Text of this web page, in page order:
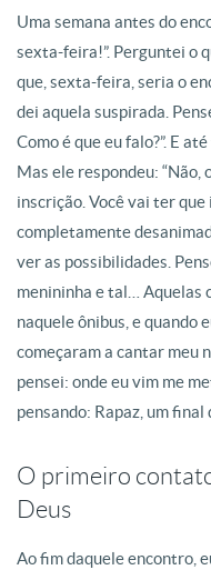
Uma semana antes do
sexta-feira!”. Perguntei o
que, sexta-feira, seria o
dei aquela suspirada.
Como é que eu falo?”. E
Mas ele respondeu: “Não,
inscrição. Você vai ter que
completamente
ver as possibilidades.
menininha e tal… Aquelas
naquele ônibus, e quando
começaram a cantar meu
pensei: onde eu vim me
pensando: Rapaz, um
O primeiro
Deus
Ao fim daquele encontro,